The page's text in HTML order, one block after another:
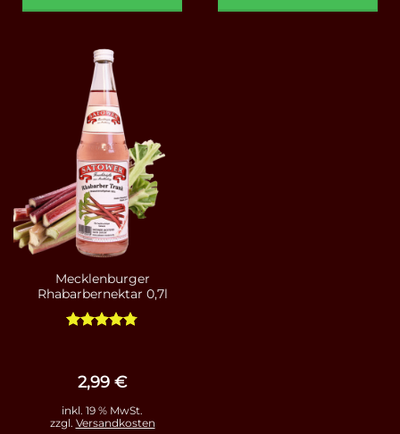
Mecklenburger
Rhabarbernektar 0,7l
2,99 €
inkl. 19 % MwSt.
zzgl. Versandkosten